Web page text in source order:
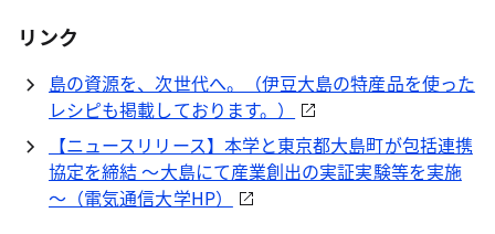
リンク
島の資源を、次世代へ。（伊豆大島の特産品を使った
レシピも掲載しております。）
【ニュースリリース】本学と東京都大島町が包括連携
協定を締結 ～大島にて産業創出の実証実験等を実施
～（電気通信大学HP）